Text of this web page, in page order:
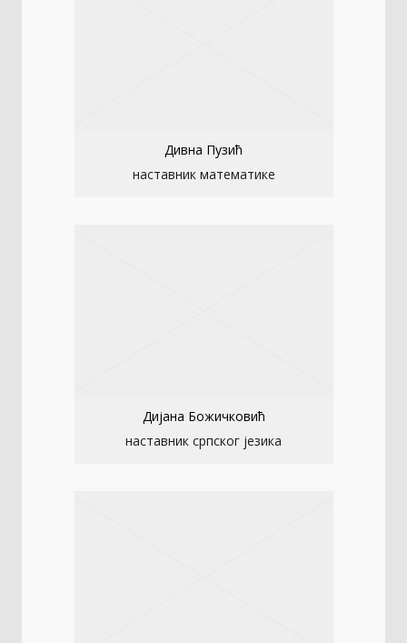
Дивна Пузић
наставник математике
Дијана Божичковић
наставник српског језика